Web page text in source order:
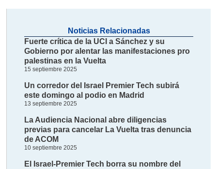
Noticias Relacionadas
Fuerte crítica de la UCI a Sánchez y su
Gobierno por alentar las manifestaciones pro
palestinas en la Vuelta
15 septiembre 2025
Un corredor del Israel Premier Tech subirá
este domingo al podio en Madrid
13 septiembre 2025
La Audiencia Nacional abre diligencias
previas para cancelar La Vuelta tras denuncia
de ACOM
10 septiembre 2025
El Israel-Premier Tech borra su nombre del